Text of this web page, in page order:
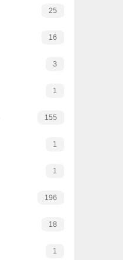
25
16
3
1
155
1
1
196
18
1